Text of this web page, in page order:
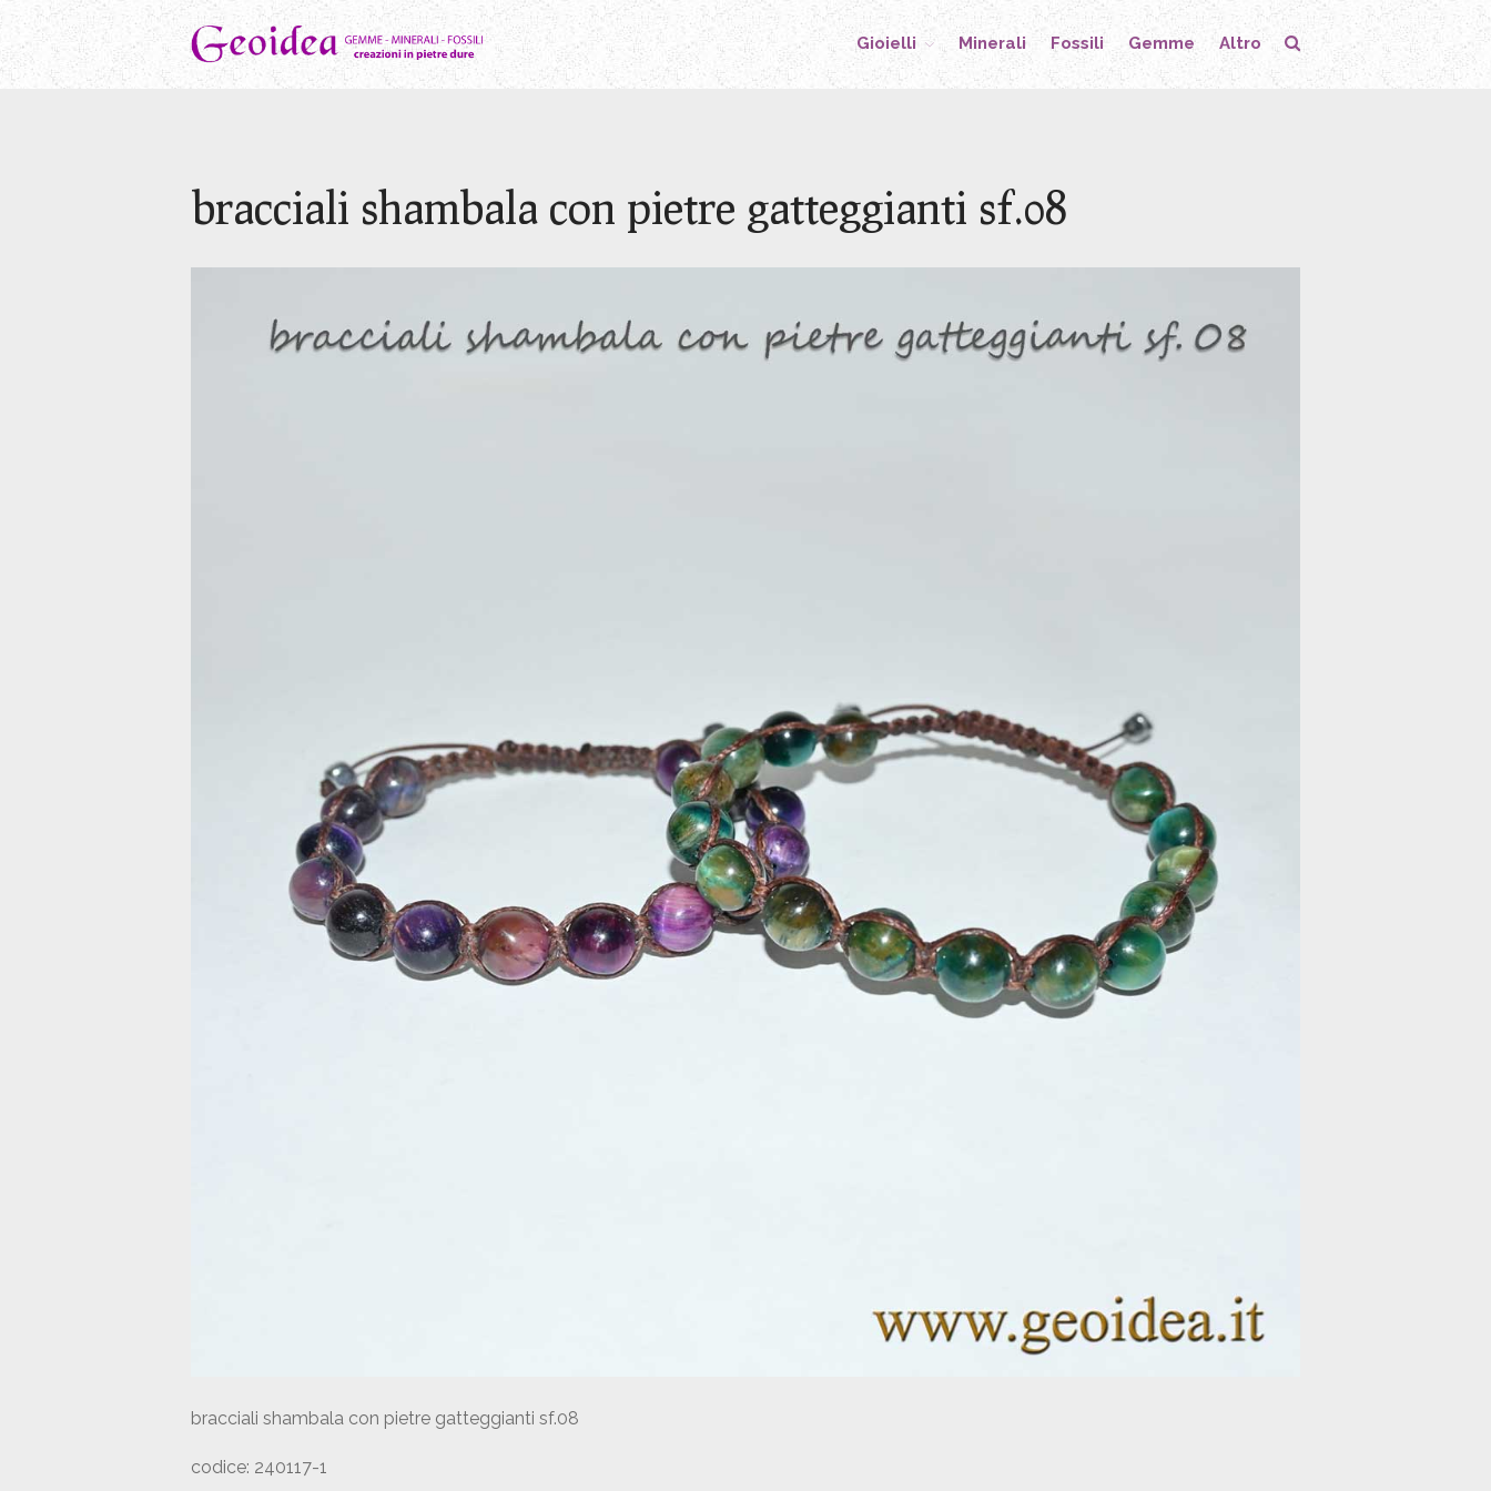
pendenti
Geoidea
creazioni in pietre dure
Gioielli Minerali Fossili Gemme Altro
bracciali shambala con pietre gatteggianti sf.08
bracciali shambala con pietre gatteggianti sf.08
codice: 240117-1